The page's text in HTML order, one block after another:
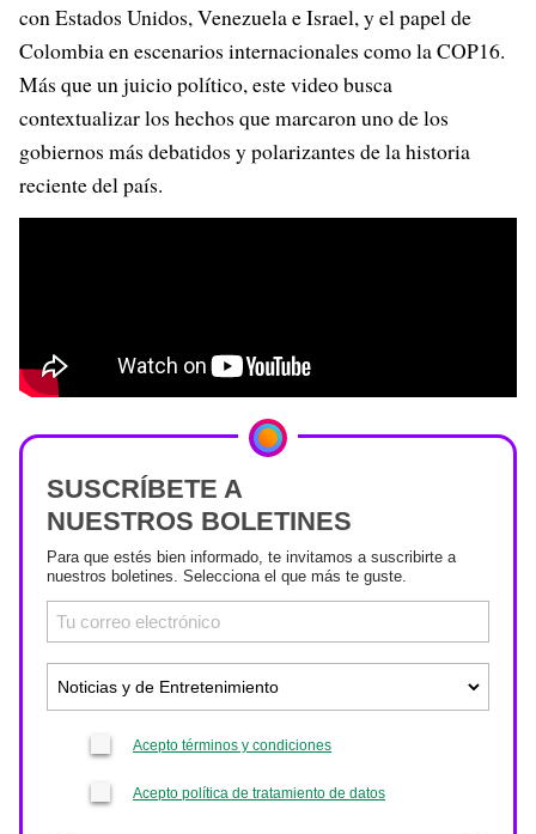
con Estados Unidos, Venezuela e Israel, y el papel de
Colombia en escenarios internacionales como la COP16.
Más que un juicio político, este video busca
contextualizar los hechos que marcaron uno de los
gobiernos más debatidos y polarizantes de la historia
reciente del país.
SUSCRÍBETE A
NUESTROS BOLETINES
Para que estés bien informado, te invitamos a suscribirte a
nuestros boletines. Selecciona el que más te guste.
Acepto términos y condiciones
Acepto política de tratamiento de datos